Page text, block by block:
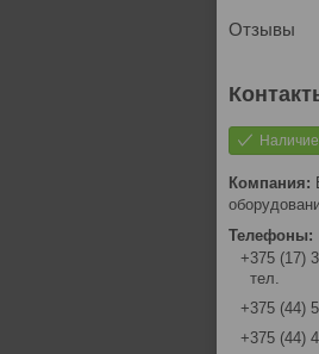
Отзывы
+375 (17)
тел.
+375 (44)
+375 (44)